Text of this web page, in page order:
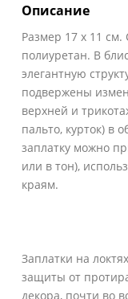
Описание
Размер 17 х 11 см.
полиуретан. В
элегантную
подвержены
верхней и
пальто, курток) в
заплатку можно
или в тон),
краям.
Заплатки на
защиты от
декора, почти во